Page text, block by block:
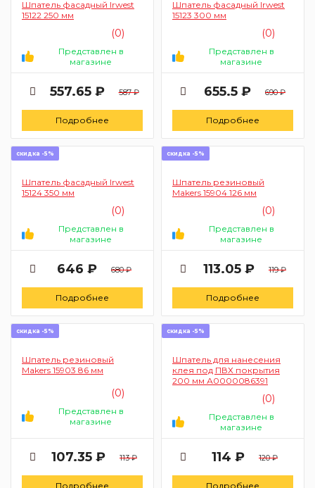
Шпатель фасадный Irwest
15122 250 мм
(0)
Представлен в
магазине
557.65 ₽ 587 ₽
Подробнее
Шпатель фасадный Irwest
15123 300 мм
(0)
Представлен в
магазине
655.5 ₽ 690 ₽
Подробнее
скидка -5%
Шпатель фасадный Irwest
15124 350 мм
(0)
Представлен в
магазине
646 ₽ 680 ₽
Подробнее
скидка -5%
Шпатель резиновый
Makers 15904 126 мм
(0)
Представлен в
магазине
113.05 ₽ 119 ₽
Подробнее
скидка -5%
Шпатель резиновый
Makers 15903 86 мм
(0)
Представлен в
магазине
107.35 ₽ 113 ₽
Подробнее
скидка -5%
Шпатель для нанесения
клея под ПВХ покрытия
200 мм А0000086391
(0)
Представлен в
магазине
114 ₽ 120 ₽
Подробнее